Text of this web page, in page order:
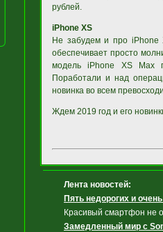
рублей.
iPhone XS
Не забудем и про iPhone
обеспечивает просто
модель iPhone XS Max
Поработали и над
новинка во всем
Ждем 2019 год и его
Лента новостей:
Пять недорогих и
Красивый смартфон не
Замедленный мир с